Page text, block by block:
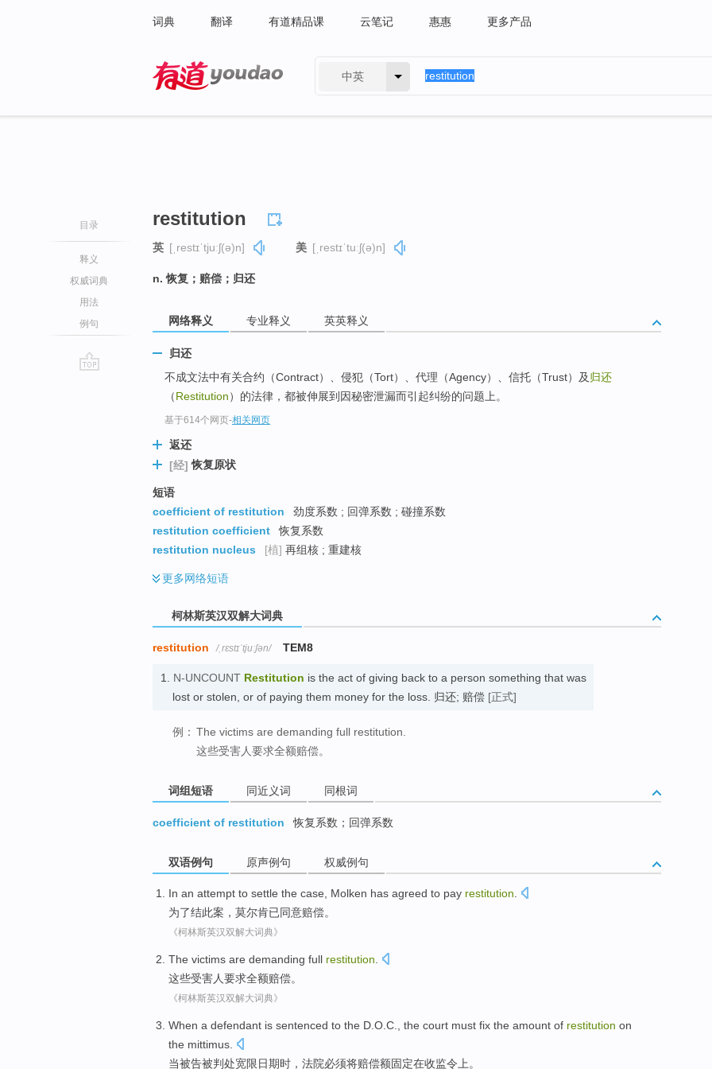
词典 翻译 有道精品课 云笔记 惠惠 更多产品
中英
目录
释义
权威词典
用法
例句
restitution
英 [ˌrestɪˈtjuːʃ(ə)n] 美 [ˌrestɪˈtuːʃ(ə)n]
n. 恢复；赔偿；归还
网络释义 专业释义 英英释义
归还
不成文法中有关合约（Contract）、侵犯（Tort）、代理（Agency）、信托（Trust）及归还
（Restitution）的法律，都被伸展到因秘密泄漏而引起纠纷的问题上。
基于614个网页-相关网页
返还
[经] 恢复原状
短语
coefficient of restitution
劲度系数 ; 回弹系数 ; 碰撞系数
restitution coefficient
恢复系数
restitution nucleus
[植] 再组核 ; 重建核
更多网络短语
柯林斯英汉双解大词典
restitution /ˌrɛstɪˈtjuːʃən/ TEM8
1. N-UNCOUNT Restitution is the act of giving back to a person something that was
lost or stolen, or of paying them money for the loss. 归还; 赔偿 [正式]
例： The victims are demanding full restitution.
这些受害人要求全额赔偿。
词组短语 同近义词 同根词
coefficient of restitution 恢复系数；回弹系数
双语例句 原声例句 权威例句
In an attempt to settle the case, Molken has agreed to pay restitution.
为了结此案 ， 莫尔肯已同意赔偿。
《柯林斯英汉双解大词典》
The victims are demanding full restitution.
这些受害人要求全额赔偿。
《柯林斯英汉双解大词典》
When a defendant is sentenced to the D.O.C the court must fix the amount of restitution on
the mittimus
当被告被判处宽限日期时 ， 法院必须将赔偿额固定在收监令 上 。